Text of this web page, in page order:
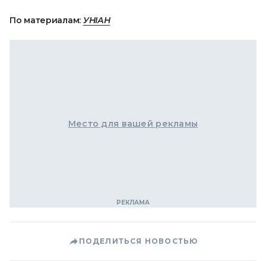
По материалам: УНІАН
Место для вашей рекламы
ПОДЕЛИТЬСЯ НОВОСТЬЮ